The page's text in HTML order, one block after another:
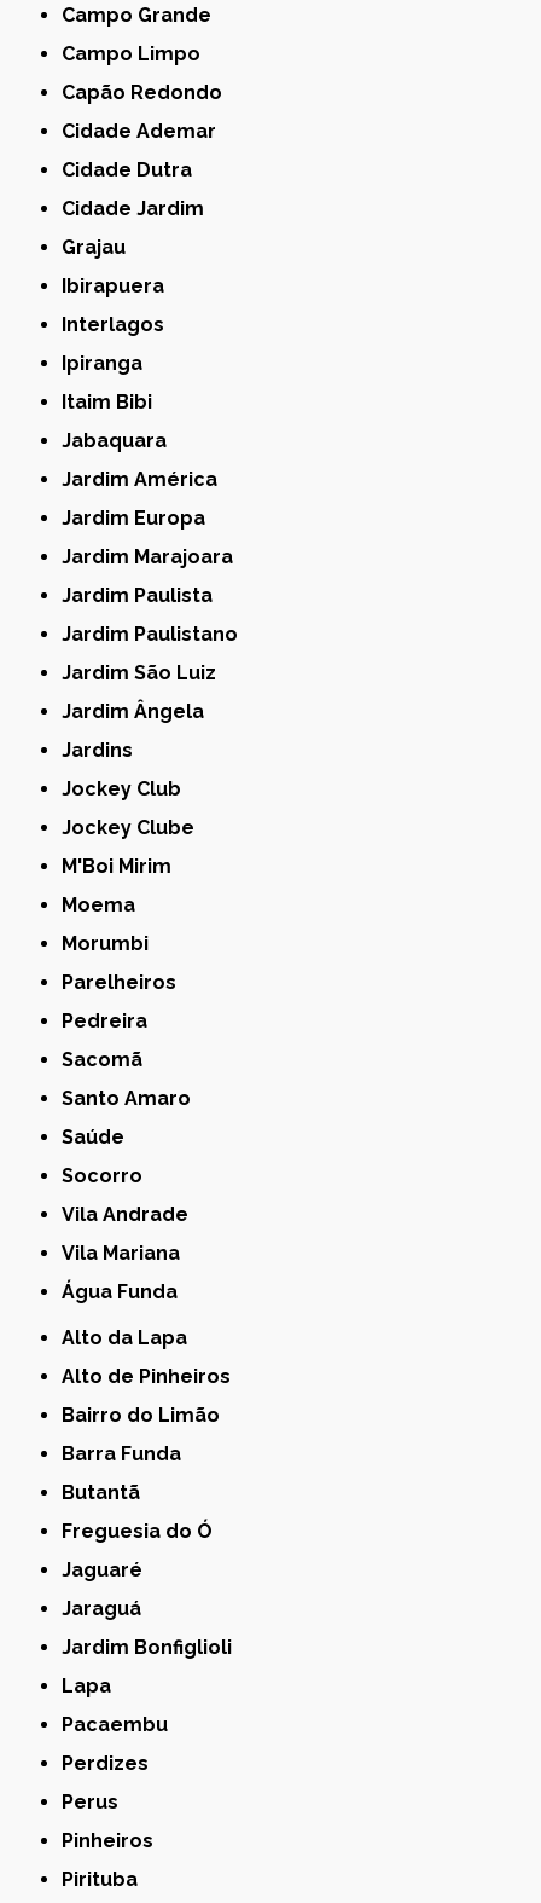
Campo Grande
Campo Limpo
Capão Redondo
Cidade Ademar
Cidade Dutra
Cidade Jardim
Grajau
Ibirapuera
Interlagos
Ipiranga
Itaim Bibi
Jabaquara
Jardim América
Jardim Europa
Jardim Marajoara
Jardim Paulista
Jardim Paulistano
Jardim São Luiz
Jardim Ângela
Jardins
Jockey Club
Jockey Clube
M'Boi Mirim
Moema
Morumbi
Parelheiros
Pedreira
Sacomã
Santo Amaro
Saúde
Socorro
Vila Andrade
Vila Mariana
Água Funda
Alto da Lapa
Alto de Pinheiros
Bairro do Limão
Barra Funda
Butantã
Freguesia do Ó
Jaguaré
Jaraguá
Jardim Bonfiglioli
Lapa
Pacaembu
Perdizes
Perus
Pinheiros
Pirituba